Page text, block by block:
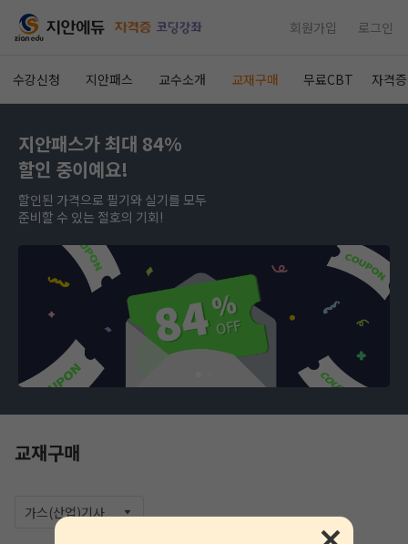
회원가입 로그인
수강신청 지안패스 교수소개 교재구매 무료CBT 자격
지안패스가 최대 84%
할인 중이예요!
할인된 가격으로 필기와 실기를 모두
준비할 수 있는 절호의 기회!
교재구매
가스(산업)기사